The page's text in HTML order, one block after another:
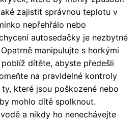
zajistit správnou teplotu v
nepřehřálo nebo
autosedačky je nezbytné
manipulujte s horkými
dítěte, abyste předešli
na pravidelné kontroly
které jsou poškozené nebo
mohlo dítě spolknout.
a nikdy ho nenechávejte